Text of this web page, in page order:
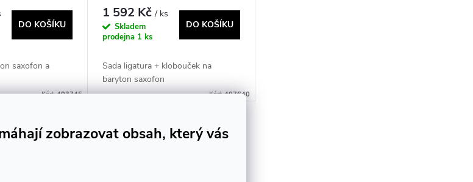
zobrazovat obsah, který vás
DO KOŠÍKU
saxofon a
Kód:403745
1 592 Kč/ ks
Skladem
prodejna 1 ks
DO KOŠÍKU
Sada ligatura + klobouček na
baryton saxofon
Kód:407640